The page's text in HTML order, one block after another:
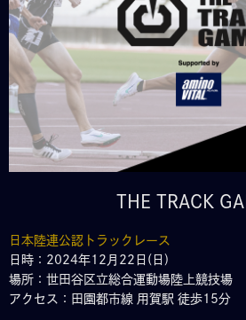
THE TRACK
日本陸連公認トラックレース
日時：2024年12月22日(日)
場所：世田谷区立総合運動場陸上競技場
アクセス：田園都市線 用賀駅 徒歩15分